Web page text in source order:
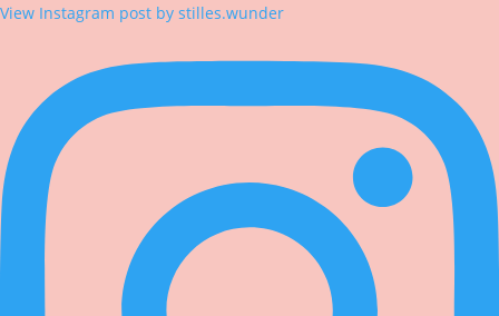
View Instagram post by stilles.wunder